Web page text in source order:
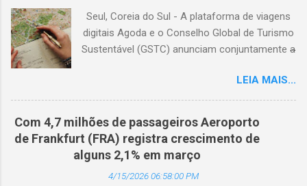
Seul, Coreia do Sul - A plataforma de viagens
digitais Agoda e o Conselho Global de Turismo
Sustentável (GSTC) anunciam conjuntamente a
para a Coreia do Sul, com suporte completo
em coreano. (Arquivo © BlogTurS) Este marco
surge no momento em que a Academia celebra
seu primeiro aniversário e ultrapassa a marca
de 3.000 usuários cadastrados, dando
continuidade à sua missão de apoiar
profissionais da hotelaria em toda a região,
LEIA MAIS...
Com 4,7 milhões de passageiros Aeroporto
de Frankfurt (FRA) registra crescimento de
alguns 2,1% em março
4/15/2026 06:58:00 PM